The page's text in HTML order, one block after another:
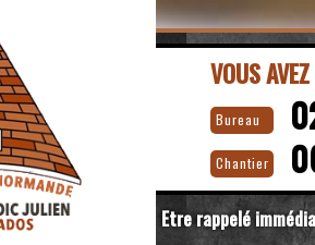
VOUS
Bureau
Chantier
Etre rappelé